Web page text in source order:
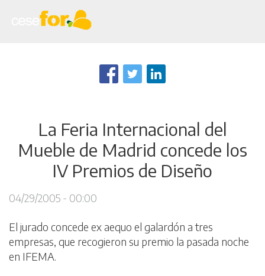
to
main
La Feria Internacional del
Mueble de Madrid concede los
IV Premios de Diseño
04/29/2005 - 00:00
El jurado concede ex aequo el galardón a tres
empresas, que recogieron su premio la pasada noche
en IFEMA.